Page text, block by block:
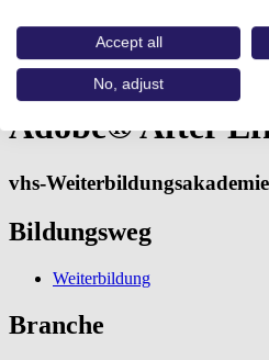
Home
Aus- und Weiterbildungen
Adobe® After Effects®
Adobe® After
vhs-
Bildungsweg
Weiterbildung
Branche
Accept all
No, adjust